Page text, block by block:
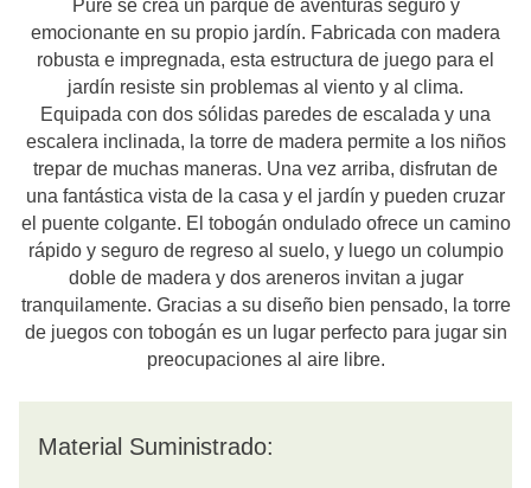
Pure se crea un parque de aventuras seguro y
emocionante en su propio jardín. Fabricada con madera
robusta e impregnada, esta estructura de juego para el
jardín resiste sin problemas al viento y al clima.
Equipada con dos sólidas paredes de escalada y una
escalera inclinada, la torre de madera permite a los niños
trepar de muchas maneras. Una vez arriba, disfrutan de
una fantástica vista de la casa y el jardín y pueden cruzar
el puente colgante. El tobogán ondulado ofrece un camino
rápido y seguro de regreso al suelo, y luego un columpio
doble de madera y dos areneros invitan a jugar
tranquilamente. Gracias a su diseño bien pensado, la torre
de juegos con tobogán es un lugar perfecto para jugar sin
preocupaciones al aire libre.
Material Suministrado: